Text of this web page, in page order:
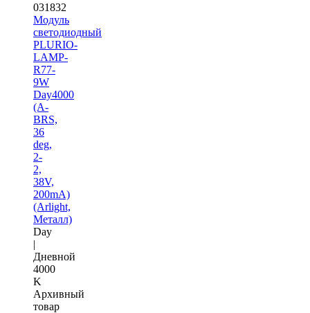
031832
Модуль
светодиодный
PLURIO-
LAMP-
R77-
9W
Day4000
(A-
BRS,
36
deg,
2-
2,
38V,
200mA)
(Arlight,
Металл)
Day
|
Дневной
4000
K
Архивный
товар